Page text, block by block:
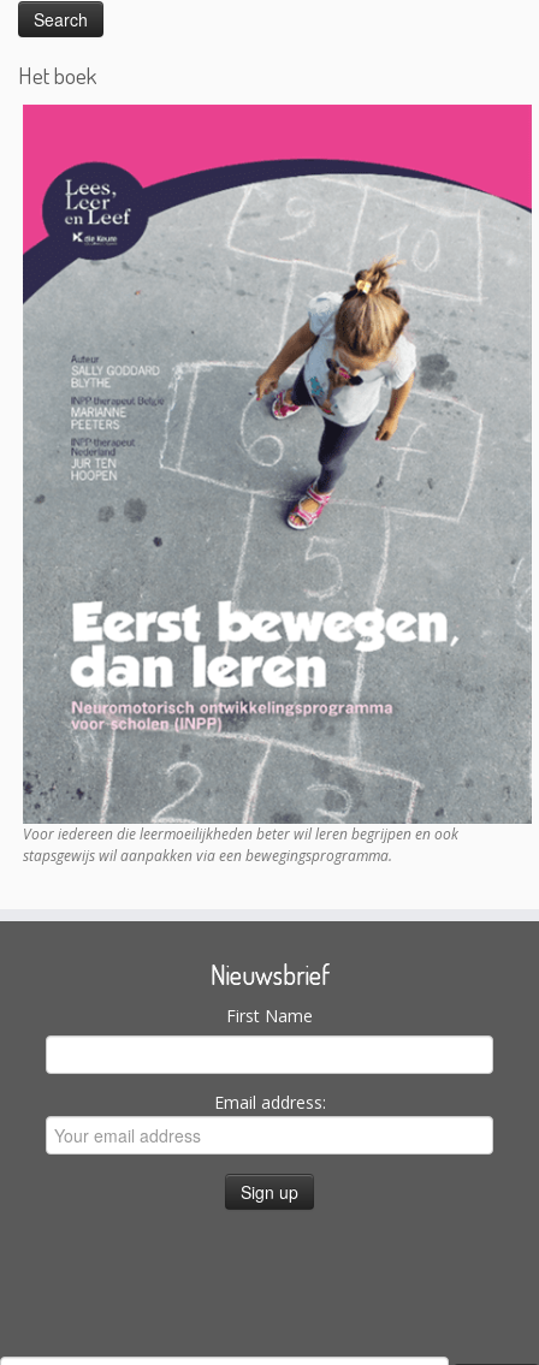
Het boek
Voor iedereen die leermoeilijkheden beter wil leren begrijpen en ook
stapsgewijs wil aanpakken via een bewegingsprogramma.
Nieuwsbrief
First Name
Email address: